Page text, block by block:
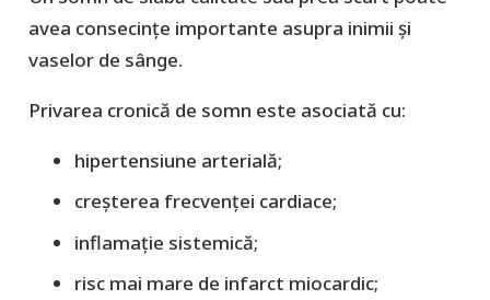
avea consecințe importante asupra inimii și
vaselor de sânge.
Privarea cronică de somn este asociată cu:
hipertensiune arterială;
creșterea frecvenței cardiace;
inflamație sistemică;
risc mai mare de infarct miocardic;